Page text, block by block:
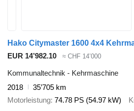
Hako Citymaster 1600 4x4
EUR 14’982.10
≈ CHF 14’000
Kommunaltechnik - Kehrmaschine
2018
35’705 km
Motorleistung 74.78 PS (54.97 kW)